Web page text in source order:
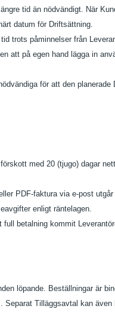
tid än nödvändigt. När
datum för Driftsättning.
trots påminnelser från
att på egen hand lägga in
för att den planerade
med 20 (tjugo) dagar
PDF-faktura via e-post
enligt räntelagen.
betalning kommit
löpande. Beställningar är
Separat Tilläggsavtal kan